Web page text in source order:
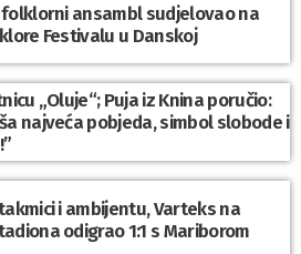
folklorni ansambl sudjelovao na
Festivalu u Danskoj
„Oluje“; Puja iz Knina poručio:
najveća pobjeda, simbol slobode i
i ambijentu, Varteks na
odigrao 1:1 s Mariborom